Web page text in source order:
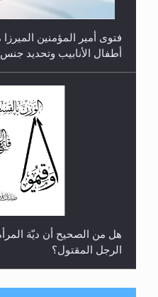
فتوى أمير المؤمنين
أطفال الأنابيب وتحديد
هل من الصحيح أن ديّة
الرجل المقتول؟